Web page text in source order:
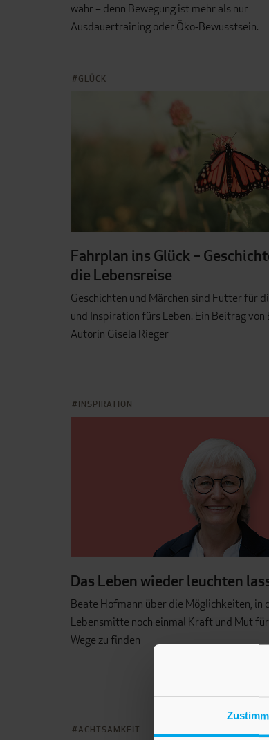
wahr – denn Bewegung ist mehr als nur
Ausdauertraining oder Öko-Bewusstsein.
GLÜCK
Fahrplan ins Glück –
die Lebensreise
Geschichten und Märchen sind Futter für
und Inspiration fürs Leben. Ein Beitrag von
Autorin Gisela Rieger
INSPIRATION
Das Leben wieder leuchten
Beate Hofmann über die Möglichkeiten, in
Lebensmitte noch einmal Kraft und Mut
Wege zu finden
ACHTSAMKEIT